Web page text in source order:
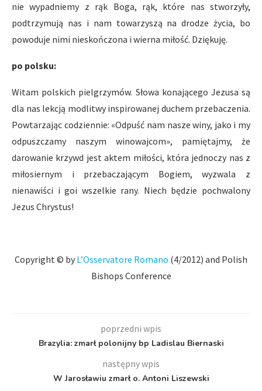
nie wypadniemy z rąk Boga, rąk, które nas stworzyły,
podtrzymują nas i nam towarzyszą na drodze życia, bo
powoduje nimi nieskończona i wierna miłość. Dziękuję.
po polsku:
Witam polskich pielgrzymów. Słowa konającego Jezusa są
dla nas lekcją modlitwy inspirowanej duchem przebaczenia.
Powtarzając codziennie: «Odpuść nam nasze winy, jako i my
odpuszczamy naszym winowajcom», pamiętajmy, że
darowanie krzywd jest aktem miłości, która jednoczy nas z
miłosiernym i przebaczającym Bogiem, wyzwala z
nienawiści i goi wszelkie rany. Niech będzie pochwalony
Jezus Chrystus!
Copyright © by L’Osservatore Romano (4/2012) and Polish
Bishops Conference
poprzedni wpis
Brazylia: zmarł polonijny bp Ladislau Biernaski
następny wpis
W Jarosławiu zmarł o. Antoni Liszewski